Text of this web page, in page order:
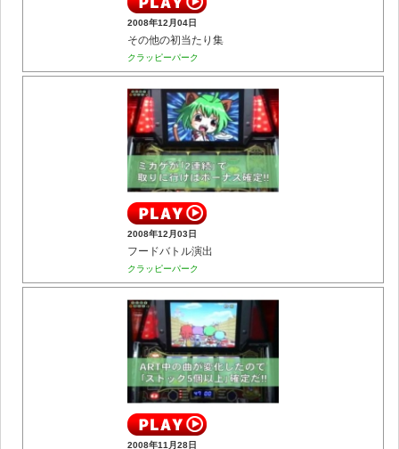
2008年12月04日
その他の初当たり集
クラッピーパーク
2008年12月03日
フードバトル演出
クラッピーパーク
2008年11月28日